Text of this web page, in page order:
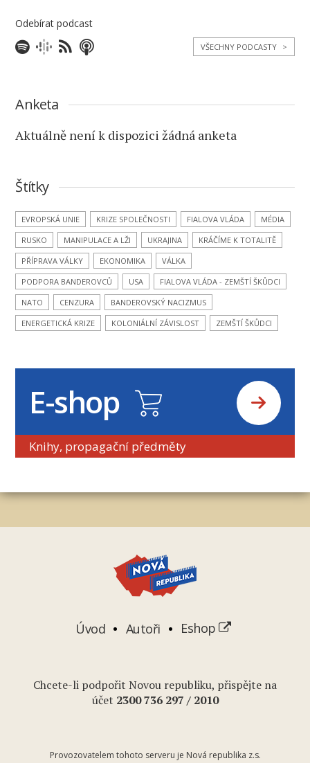
Odebírat podcast
VŠECHNY PODCASTY >
Anketa
Aktuálně není k dispozici žádná anketa
Štítky
EVROPSKÁ UNIE KRIZE SPOLEČNOSTI FIALOVA VLÁDA
MÉDIA
RUSKO
MANIPULACE A LŽI UKRAJINA
KRÁČÍME K TOTALITĚ
PŘÍPRAVA VÁLKY
EKONOMIKA
VÁLKA
PODPORA BANDEROVCŮ
USA
FIALOVA VLÁDA - ZEMŠTÍ ŠKŮDCI
NATO
CENZURA
BANDEROVSKÝ NACIZMUS
ENERGETICKÁ KRIZE
KOLONIÁLNÍ ZÁVISLOST ZEMŠTÍ ŠKŮDCI
E-shop
Knihy, propagační předměty
Úvod Autoři Eshop
Chcete-li podpořit Novou republiku, přispějte na
účet 2300 736 297 / 2010
Provozovatelem tohoto serveru je Nová republika z.s.